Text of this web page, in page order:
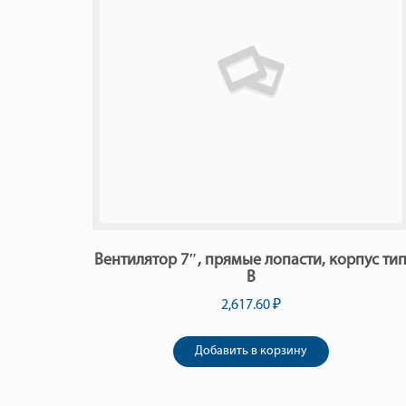
Вентилятор 7″, прямые лопасти, корпус
В
2,617.60₽
Добавить в корзину